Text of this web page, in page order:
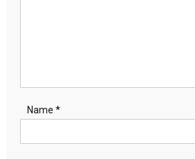
Name *